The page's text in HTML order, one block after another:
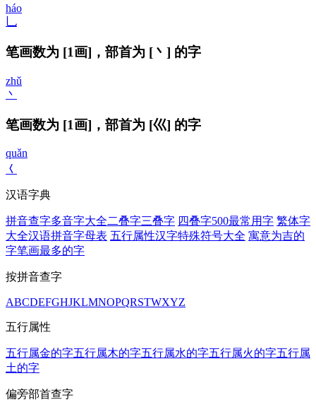
háo
乚
笔画数为 [1画]，部首为 [丶] 的字
zhǔ
丶
笔画数为 [1画]，部首为 [巛] 的字
quǎn
𡿨
汉语字典
拼音查字多音字大全二叠字三叠字 四叠字500最常用字 繁体字
大全汉语拼音字母表 五行属性汉字特殊符号大全 寓意为吉的
字笔画最多的字
按拼音查字
ABCDEFGHJKLMNOPQRSTWXYZ
五行属性
五行属金的字五行属木的字五行属水的字五行属火的字五行属
土的字
偏旁部首查字